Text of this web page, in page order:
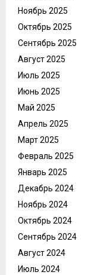
Ноябрь 2025
Октябрь 2025
Сентябрь 2025
Август 2025
Июль 2025
Июнь 2025
Май 2025
Апрель 2025
Март 2025
Февраль 2025
Январь 2025
Декабрь 2024
Ноябрь 2024
Октябрь 2024
Сентябрь 2024
Август 2024
Июль 2024